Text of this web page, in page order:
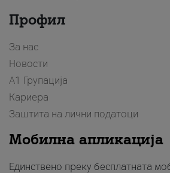
Профил
За нас
Новости
А1 Групација
Кариера
Заштита на лични податоци
Мобилна апликација
Единствено преку бесплатната